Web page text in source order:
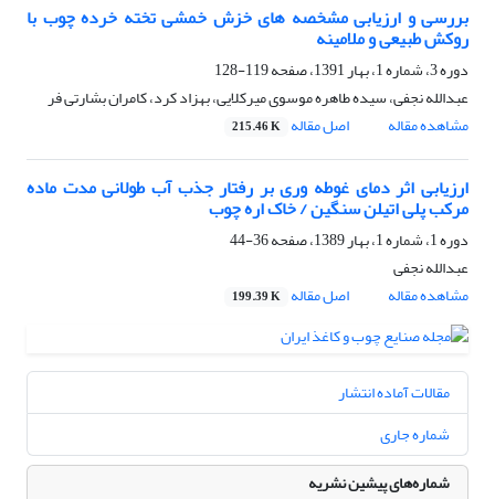
بررسی و ارزیابی مشخصه های خزش خمشی تخته خرده چوب با
روکش طبیعی و ملامینه
دوره 3، شماره 1، بهار 1391، صفحه
119-128
عبدالله نجفی، سیده طاهره موسوی میرکلایی، بهزاد کرد، کامران بشارتی فر
مشاهده مقاله
اصل مقاله 215.46 K
ارزیابی اثر دمای غوطه وری بر رفتار جذب آب طولانی مدت ماده
مرکب پلی اتیلن سنگین / خاک اره چوب
دوره 1، شماره 1، بهار 1389، صفحه
36-44
عبدالله نجفی
مشاهده مقاله
اصل مقاله 199.39 K
مقالات آماده انتشار
شماره جاری
شماره‌های پیشین نشریه